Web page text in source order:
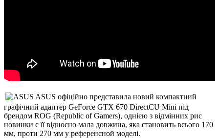
ASUS офіційно представила новий компактний
графічний адаптер GeForce GTX 670 DirectCU Mini під
брендом ROG (Republic of Gamers), однією з відмінних рис
новинки є її відносно мала довжина, яка становить всього 170
мм, проти 270 мм у референсной моделі.